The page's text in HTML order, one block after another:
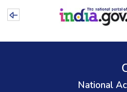
National